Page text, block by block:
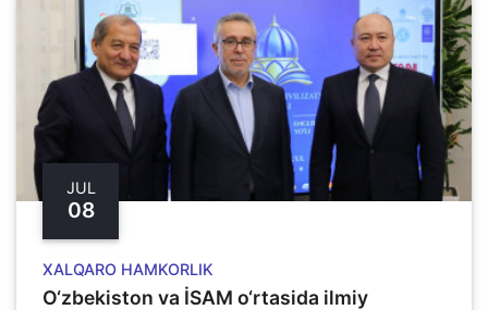
JUL
08
XALQARO HAMKORLIK
O‘zbekiston va İSAM o‘rtasida ilmiy